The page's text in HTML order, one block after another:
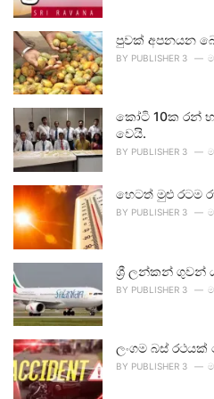
පුවක් අපනයන
BY PUBLISHER 3
කෝටි 10ක රන්
වෙයි.
BY PUBLISHER 3
හෙටත් මුළු රටම
BY PUBLISHER 3
ශ්‍රී ලන්කන් ගුවන්
BY PUBLISHER 3
ලංගම බස් රථයක්
BY PUBLISHER 3